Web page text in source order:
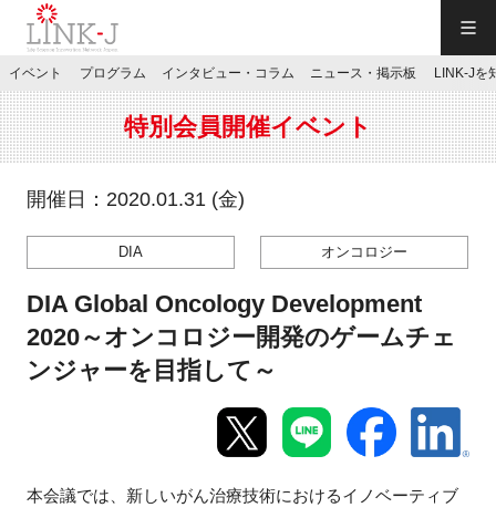
JP／EN
特別会員専用メニュー
施設ご予約
イベント プログラム インタビュー・コラム ニュース・掲示板 LINK-Jを
特別会員開催イベント
開催日：2020.01.31 (金)
DIA オンコロジー
DIA Global Oncology Development
2020～オンコロジー開発のゲームチェ
ンジャーを目指して～
本会議では、新しいがん治療技術におけるイノベーティブ